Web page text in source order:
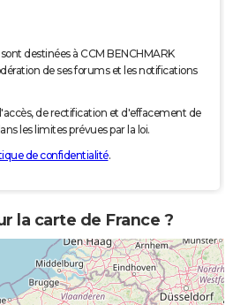
destinées à CCM BENCHMARK
de ses forums et les notifications
de rectification et d'effacement de
les limites prévues par la loi.
de confidentialité.
la carte de France ?